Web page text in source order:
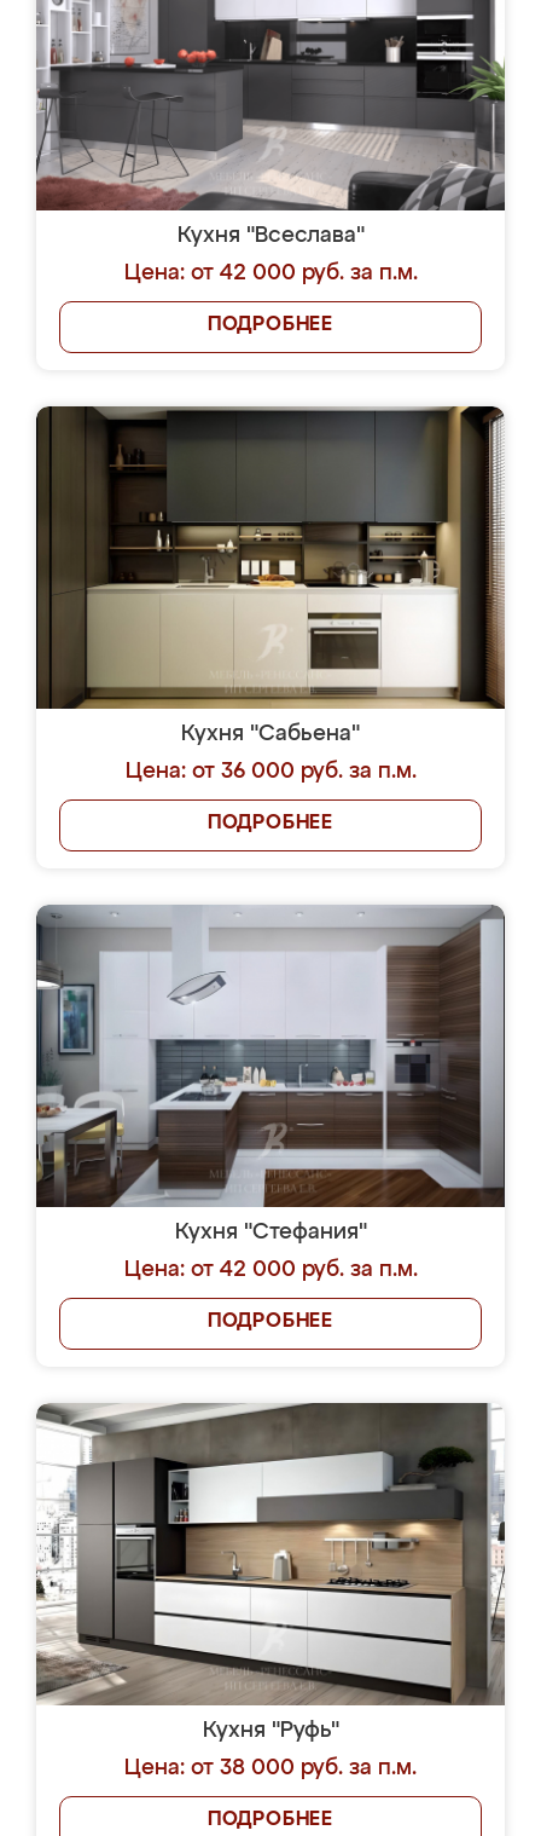
Кухня "Всеслава"
Цена: от 42 000 руб. за п.м.
ПОДРОБНЕЕ
Кухня "Сабьена"
Цена: от 36 000 руб. за п.м.
ПОДРОБНЕЕ
Кухня "Стефания"
Цена: от 42 000 руб. за п.м.
ПОДРОБНЕЕ
Кухня "Руфь"
Цена: от 38 000 руб. за п.м.
ПОДРОБНЕЕ